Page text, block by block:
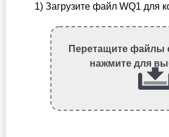
1) Загрузите файл WQ1 для
Перетащите файлы
нажмите для